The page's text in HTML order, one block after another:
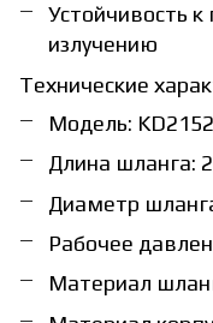
Устойчивость
излучению
Технические
Модель: KD2152
Длина шланга:
Диаметр
Рабочее
Материал